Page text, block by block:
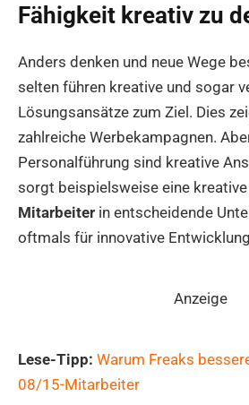
Fähigkeit kreativ zu
Anders denken und neue Wege
selten führen kreative und sogar
Lösungsansätze zum Ziel. Dies
zahlreiche Werbekampagnen.
Personalführung sind kreative
sorgt beispielsweise eine kreative
Mitarbeiter in entscheidende
oftmals für innovative
Anzeige
Lese-Tipp: Warum Freaks
08/15-Mitarbeiter